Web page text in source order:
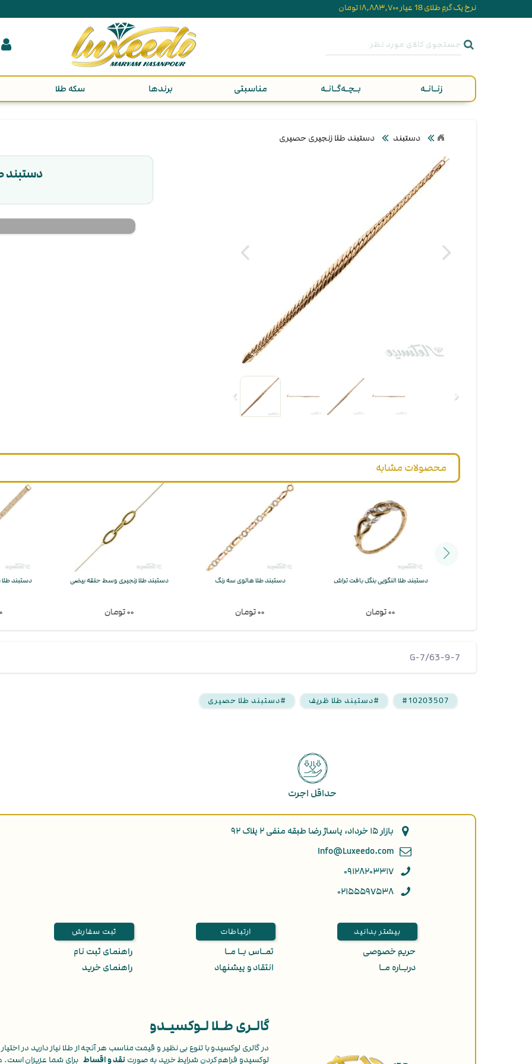
نرخ یک گرم طلای 18 عیار ۱۸,۸۸۳,۷۰۰ تومان
زنـانـه بـچـه‌گـانـه مناسبتی برندها سکه طلا
دستبند دستبند طلا زنجیری حصیری
دستبند
محصولات مشابه
دستبند طلا النگویی بنگل بافت تراش دستبند طلا هالوی سه رنگ دستبند طلا زنجیری وسط حلقه بیضی دستبند طلا
G-7/63-9-7
#10203507 #دستبند طلا ظریف #دستبند طلا حصیری
حداقل اجرت
بازار ۱۵ خرداد، پاساژ رضا طبقه منفی ۲ پلاک ۹۲
Info@Luxeedo.com
۰۹۱۲۸۲۰۳۳۱۷
۰۲۱۵۵۵۹۷۵۳۸
بیشتر بدانید
حریم خصوصی
دربـاره مـا
ارتباطات
تمـاس بـا مـا
انتقاد و پیشنهاد
ثبت سفارش
راهنمای ثبت نام
راهنمای خرید
گالـری طـلا لـوکسیـدو
در گالری لوکسیدو با تنوع بی نظیر و قیمت مناسب هر آنچه از طلا نیاز دارید در
لوکسیدو فراهم کردن شرایط خرید به صورت نقد و اقساطبرای شما عزیزان